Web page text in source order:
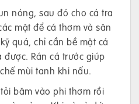
nóng, sau đó cho cá tra
mặt để cá thơm và săn
quá, chỉ cần bề mặt cá
Rán cá trước giúp
mùi tanh khi nấu.
băm vào phi thơm rồi